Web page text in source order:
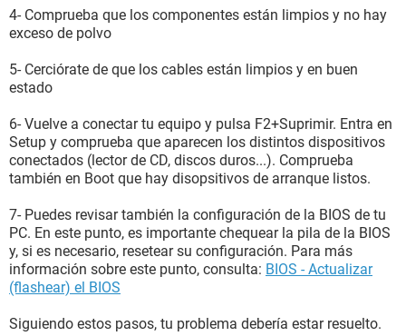
4- Comprueba que los componentes están limpios y no hay
exceso de polvo
5- Cerciórate de que los cables están limpios y en buen
estado
6- Vuelve a conectar tu equipo y pulsa F2+Suprimir. Entra en
Setup y comprueba que aparecen los distintos dispositivos
conectados (lector de CD, discos duros...). Comprueba
también en Boot que hay disopsitivos de arranque listos.
7- Puedes revisar también la configuración de la BIOS de tu
PC. En este punto, es importante chequear la pila de la BIOS
y, si es necesario, resetear su configuración. Para más
información sobre este punto, consulta: BIOS - Actualizar
(flashear) el BIOS
Siguiendo estos pasos, tu problema debería estar resuelto.